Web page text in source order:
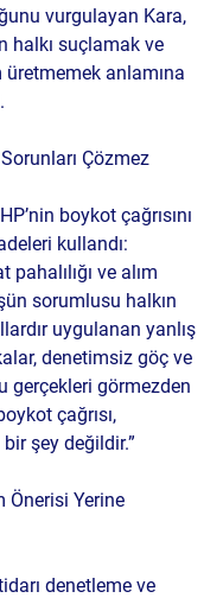
vurgulayan Kara,
halkı suçlamak ve
anlamına
Çözmez
boykot çağrısını
kullandı:
ve alım
sorumlusu halkın
uygulanan yanlış
denetimsiz göç ve
gerçekleri görmezden
çağrısı,
şey değildir.”
Önerisi Yerine
denetleme ve